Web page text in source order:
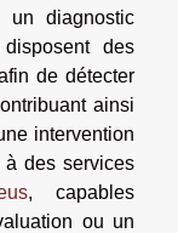
un diagnostic
des
de détecter
ainsi
intervention
des services
, capables
ou un